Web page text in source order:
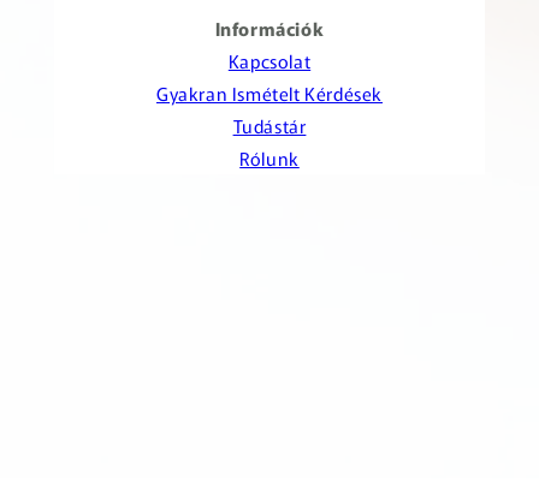
Információk
Kapcsolat
Gyakran Ismételt Kérdések
Tudástár
Rólunk